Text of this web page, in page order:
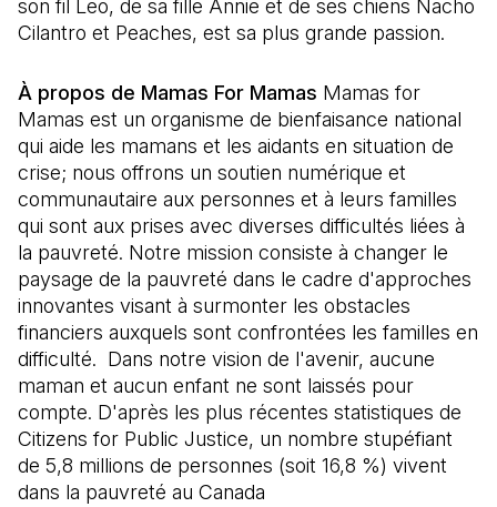
son fil Leo, de sa fille Annie et de ses chiens Nacho
Cilantro et Peaches, est sa plus grande passion.
À propos de Mamas For Mamas Mamas for
Mamas est un organisme de bienfaisance national
qui aide les mamans et les aidants en situation de
crise; nous offrons un soutien numérique et
communautaire aux personnes et à leurs familles
qui sont aux prises avec diverses difficultés liées à
la pauvreté. Notre mission consiste à changer le
paysage de la pauvreté dans le cadre d'approches
innovantes visant à surmonter les obstacles
financiers auxquels sont confrontées les familles en
difficulté. Dans notre vision de l'avenir, aucune
maman et aucun enfant ne sont laissés pour
compte. D'après les plus récentes statistiques de
Citizens for Public Justice, un nombre stupéfiant
de 5,8 millions de personnes (soit 16,8 %) vivent
dans la pauvreté au Canada